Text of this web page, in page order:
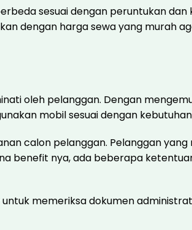
sesuai dengan peruntukan
dengan harga sewa yang murah
oleh pelanggan. Dengan
mobil sesuai dengan
calon pelanggan. Pelanggan
benefit nya, ada beberapa
memeriksa dokumen